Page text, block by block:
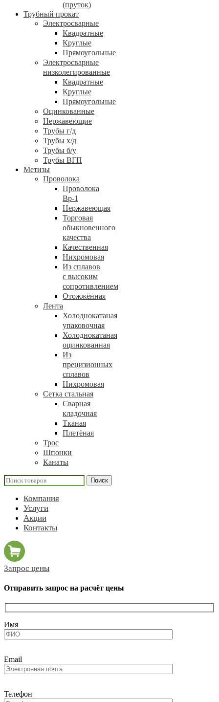
(пруток)
Трубный прокат
Электросварные
Квадратные
Круглые
Прямоугольные
Электросварные
низколегированные
Квадратные
Круглые
Прямоугольные
Оцинкованные
Нержавеющие
Трубы г/д
Трубы х/д
Трубы б/у
Трубы ВГП
Метизы
Проволока
Проволока
Вр-1
Нержавеющая
Торговая
обыкновенного
качества
Качественная
Нихромовая
Из сплавов
с высоким
сопротивлением
Отожжённая
Лента
Холоднокатаная
упаковочная
Холоднокатаная
оцинкованная
Из
прецизионных
сплавов
Нихромовая
Сетка стальная
Сварная
кладочная
Тканая
Плетёная
Трос
Шпонки
Канаты
Поиск
Компания
Услуги
Акции
Контакты
Запрос цены
Отправить запрос на расчёт цены
Имя
Email
Телефон